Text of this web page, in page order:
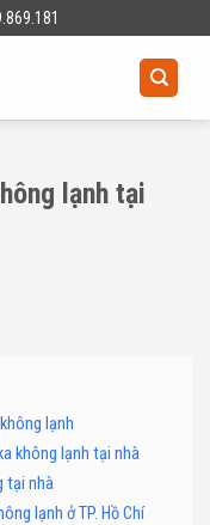
lạnh tại
lạnh
không lạnh tại nhà
tại nhà
lạnh ở TP. Hồ Chí